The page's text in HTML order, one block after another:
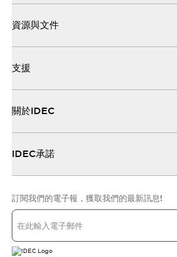
資源與文件
支援
關於IDEC
IDEC承諾
訂閱我們的電子報，獲取我們的最新訊息!